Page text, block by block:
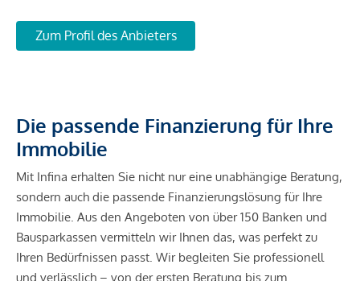
Zum Profil des Anbieters
Die passende Finanzierung für Ihre
Immobilie
Mit Infina erhalten Sie nicht nur eine unabhängige Beratung,
sondern auch die passende Finanzierungslösung für Ihre
Immobilie. Aus den Angeboten von über 150 Banken und
Bausparkassen vermitteln wir Ihnen das, was perfekt zu
Ihren Bedürfnissen passt. Wir begleiten Sie professionell
und verlässlich – von der ersten Beratung bis zum